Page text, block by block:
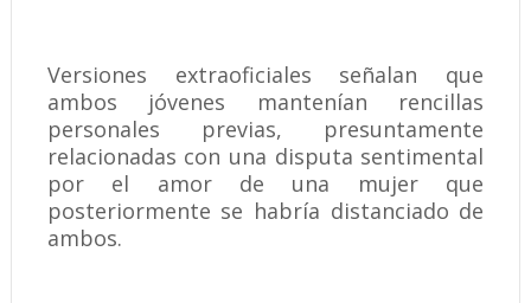
Versiones extraoficiales señalan que
ambos jóvenes mantenían rencillas
personales previas, presuntamente
relacionadas con una disputa sentimental
por el amor de una mujer que
posteriormente se habría distanciado de
ambos.